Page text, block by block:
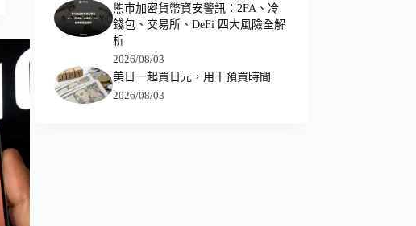
熊市加密貨幣資安警訊：2FA、冷
錢包、交易所、DeFi 四大風險全解
析
2026/08/03
美日一起買日元，用干預買時間
2026/08/03